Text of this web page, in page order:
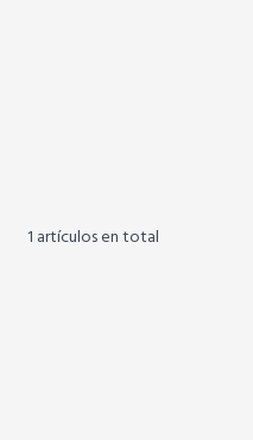
1 artículos en total